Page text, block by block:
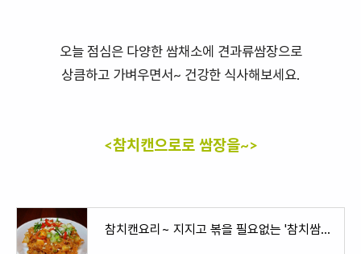
오늘 점심은 다양한 쌈채소에 견과류쌈장으로
상큼하고 가벼우면서~ 건강한 식사해보세요.
<참치캔으로로 쌈장을~>
참치캔요리~ 지지고 볶을 필요없는 '참치쌈장 만들기'